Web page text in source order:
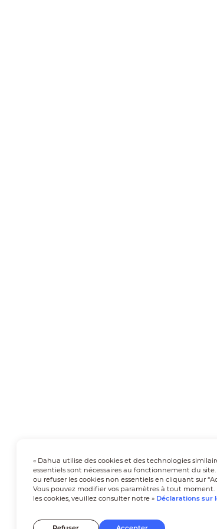
« Dahua utilise des cookies et des technologies
essentiels sont nécessaires au fonctionnement du
ou refuser les cookies non essentiels en cliquant sur
Vous pouvez modifier vos paramètres à tout moment.
les cookies, veuillez consulter notre » Déclarations sur